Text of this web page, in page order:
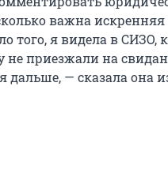
важна
того, я видела в
не приезжали на
дальше, — сказала она